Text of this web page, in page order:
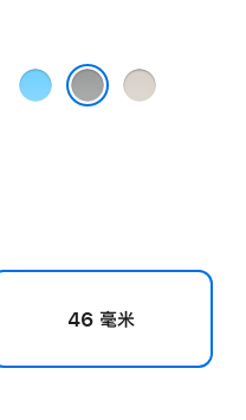
Bleu
Céleste
Béton
46 毫米